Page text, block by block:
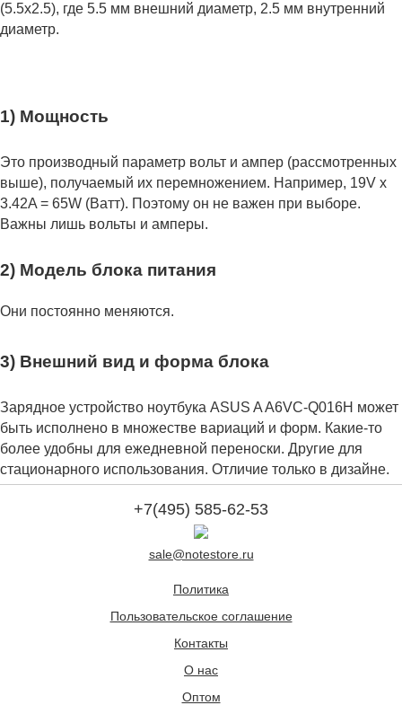
(5.5x2.5), где 5.5 мм внешний диаметр, 2.5 мм внутренний
диаметр.
1) Мощность
Это производный параметр вольт и ампер (рассмотренных
выше), получаемый их перемножением. Например, 19V x
3.42A = 65W (Ватт). Поэтому он не важен при выборе.
Важны лишь вольты и амперы.
2) Модель блока питания
Они постоянно меняются.
3) Внешний вид и форма блока
Зарядное устройство ноутбука ASUS A A6VC-Q016H может
быть исполнено в множестве вариаций и форм. Какие-то
более удобны для ежедневной переноски. Другие для
стационарного использования. Отличие только в дизайне.
+7(495) 585-62-53
sale@notestore.ru
Политика
Пользовательское соглашение
Контакты
О нас
Оптом